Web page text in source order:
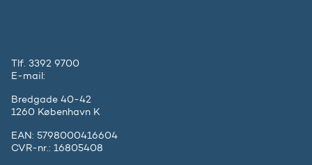
Tlf. 3392 9700
E-mail:
Bredgade 40-42
1260 København K
EAN: 5798000416604
CVR-nr.: 16805408